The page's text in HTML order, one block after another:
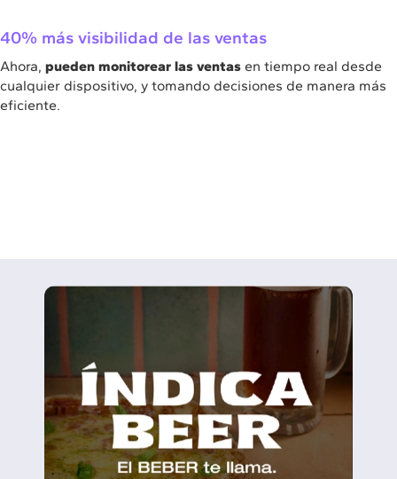
40% más visibilidad de las ventas
Ahora, pueden monitorear las ventas en tiempo real desde
cualquier dispositivo, y tomando decisiones de manera más
eficiente.